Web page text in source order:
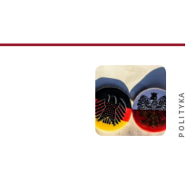
POLITYKA